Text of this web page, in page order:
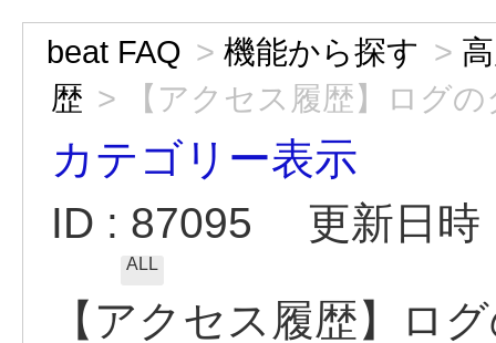
beat FAQ > 機能から探す >
歴 > 【アクセス履歴】ログ
カテゴリー表示
ID : 87095
更新日時
ALL
【アクセス履歴】ロ